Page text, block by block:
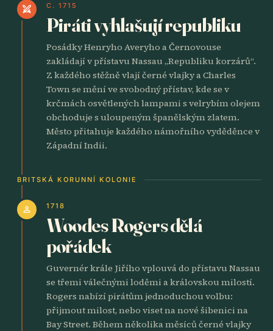
swords C. 1715
Piráti vyhlašují republiku
Posádky Henryho Averyho a Černovouse
zakládají v přístavu Nassau „Republiku korzárů“.
Z každého stěžně vlají černé vlajky a Charles
Town se mění ve svobodný přístav, kde se v
krčmách osvětlených lampami s velrybím olejem
obchoduje s uloupeným španělským zlatem.
Město přitahuje každého námořního vyděděnce v
Západní Indii.
BRITSKÁ KORUNNÍ KOLONIE
person 1718
Woodes Rogers dělá
pořádek
Guvernér krále Jiřího vplouvá do přístavu Nassau
se třemi válečnými loděmi a královskou milostí.
Rogers nabízí pirátům jednoduchou volbu:
přijmout milost, nebo viset na nové šibenici na
Bay Street. Během několika měsíců černé vlajky